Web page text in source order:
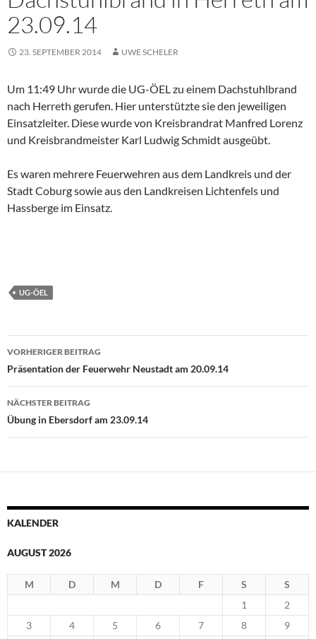
23.09.14
23. SEPTEMBER 2014 UWE SCHELER
Um 11:49 Uhr wurde die UG-ÖEL zu einem Dachstuhlbrand
nach Herreth gerufen. Hier unterstützte sie den jeweiligen
Einsatzleiter. Diese wurde von Kreisbrandrat Manfred Lorenz
und Kreisbrandmeister Karl Ludwig Schmidt ausgeübt.
Es waren mehrere Feuerwehren aus dem Landkreis und der
Stadt Coburg sowie aus den Landkreisen Lichtenfels und
Hassberge im Einsatz.
UG-ÖEL
Beitragsnavigation
VORHERIGER BEITRAG
Präsentation der Feuerwehr Neustadt am 20.09.14
NÄCHSTER BEITRAG
Übung in Ebersdorf am 23.09.14
KALENDER
AUGUST 2026
M D M D F S S
1
2
3
4 5 6 7 8
9